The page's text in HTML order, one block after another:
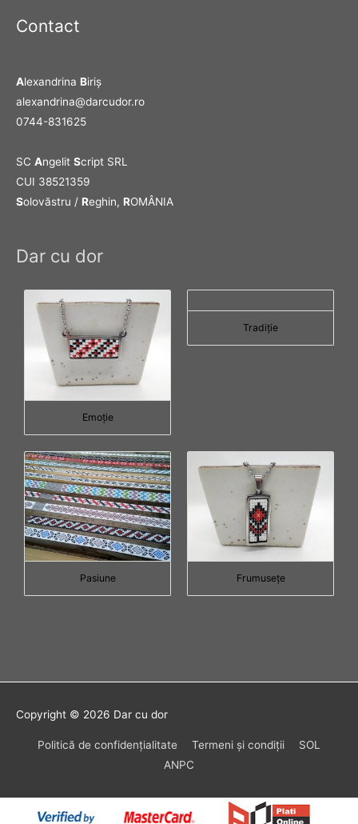
Contact
Alexandrina Biriş
alexandrina@darcudor.ro
0744-831625
SC Angelit Script SRL
CUI 38521359
Solovăstru / Reghin, ROMÂNIA
Dar cu dor
Emoţie
Tradiţie
Pasiune Frumuseţe
Copyright © 2026 Dar cu dor
Politică de confidenţialitate Termeni şi condiţii
SOL
ANPC